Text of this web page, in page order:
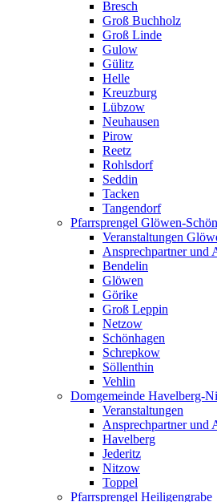
Bresch
Groß Buchholz
Groß Linde
Gulow
Gülitz
Helle
Kreuzburg
Lübzow
Neuhausen
Pirow
Reetz
Rohlsdorf
Seddin
Tacken
Tangendorf
Pfarrsprengel Glöwen-
Veranstaltungen
Ansprechpartner und
Bendelin
Glöwen
Görike
Groß Leppin
Netzow
Schönhagen
Schrepkow
Söllenthin
Vehlin
Domgemeinde Havelberg-
Veranstaltungen
Ansprechpartner und
Havelberg
Jederitz
Nitzow
Toppel
Pfarrsprengel Heiligengrabe